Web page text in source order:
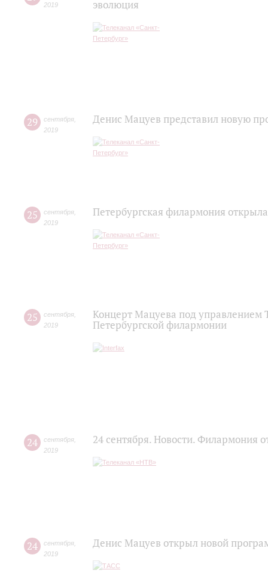
2019
эволюция
29 сентября
2019
Денис Мацуев представил новую
25 сентября
2019
Петербургская филармония
25 сентября
2019
Концерт Мацуева под управлением
Петербургской филармонии
24 сентября
2019
24 сентября. Новости. Филармония
24 сентября
2019
Денис Мацуев открыл новой